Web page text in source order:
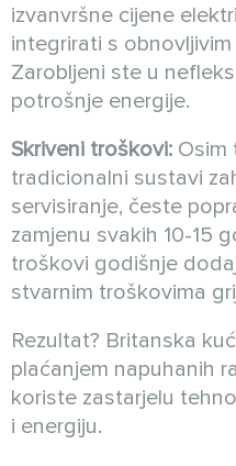
izvanvršne cijene
integrirati s
Zarobljeni ste u
potrošnje energije.
Skriveni troškovi: Osim
tradicionalni sustavi
servisiranje, česte
zamjenu svakih 10-15
troškovi godišnje
stvarnim troškovima
Rezultat? Britanska
plaćanjem napuhanih
koriste zastarjelu
i energiju.